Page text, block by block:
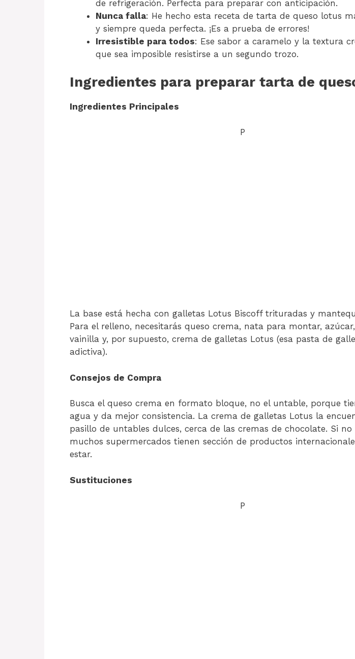
de refrigeración. Perfecta para preparar con anticipación.
Nunca falla: He hecho esta receta de tarta de queso lotus
y siempre queda perfecta. ¡Es a prueba de errores!
Irresistible para todos: Ese sabor a caramelo y la textura
que sea imposible resistirse a un segundo trozo.
Ingredientes para preparar tarta de
Ingredientes Principales
P
La base está hecha con galletas Lotus Biscoff trituradas y
Para el relleno, necesitarás queso crema, nata para montar,
vainilla y, por supuesto, crema de galletas Lotus (esa pasta de
adictiva).
Consejos de Compra
Busca el queso crema en formato bloque, no el untable, porque
agua y da mejor consistencia. La crema de galletas Lotus la
pasillo de untables dulces, cerca de las cremas de chocolate. Si no
muchos supermercados tienen sección de productos
estar.
Sustituciones
P